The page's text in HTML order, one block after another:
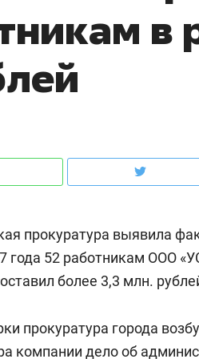
в
прокуратура выявила
года 52 работникам ООО
более 3,3 млн.
прокуратура города
компании дело об
аксакалов и
клиентах и чудных
ID вместо ключа: какой
безопасность в ЖК